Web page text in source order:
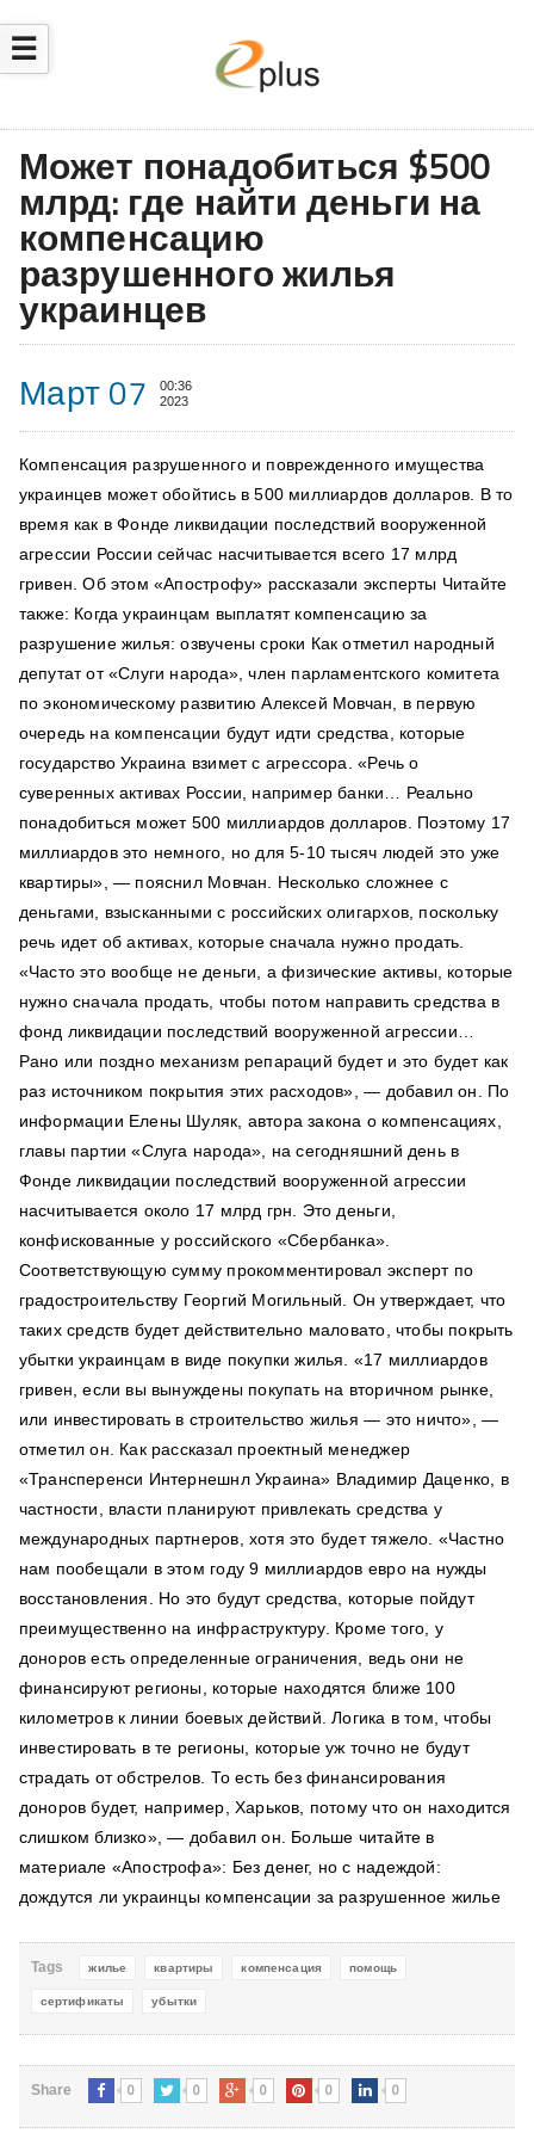
☰
Может понадобиться $500
млрд: где найти деньги на
компенсацию
разрушенного жилья
украинцев
Март 07
00:36
2023
Компенсация разрушенного и поврежденного имущества
украинцев может обойтись в 500 миллиардов долларов. В то
время как в Фонде ликвидации последствий вооруженной
агрессии России сейчас насчитывается всего 17 млрд
гривен. Об этом «Апострофу» рассказали эксперты Читайте
также: Когда украинцам выплатят компенсацию за
разрушение жилья: озвучены сроки Как отметил народный
депутат от «Слуги народа», член парламентского комитета
по экономическому развитию Алексей Мовчан, в первую
очередь на компенсации будут идти средства, которые
государство Украина взимет с агрессора. «Речь о
суверенных активах России, например банки… Реально
понадобиться может 500 миллиардов долларов. Поэтому 17
миллиардов это немного, но для 5-10 тысяч людей это уже
квартиры», — пояснил Мовчан. Несколько сложнее с
деньгами, взысканными с российских олигархов, поскольку
речь идет об активах, которые сначала нужно продать.
«Часто это вообще не деньги, а физические активы, которые
нужно сначала продать, чтобы потом направить средства в
фонд ликвидации последствий вооруженной агрессии…
Рано или поздно механизм репараций будет и это будет как
раз источником покрытия этих расходов», — добавил он. По
информации Елены Шуляк, автора закона о компенсациях,
главы партии «Слуга народа», на сегодняшний день в
Фонде ликвидации последствий вооруженной агрессии
насчитывается около 17 млрд грн. Это деньги,
конфискованные у российского «Сбербанка».
Соответствующую сумму прокомментировал эксперт по
градостроительству Георгий Могильный. Он утверждает, что
таких средств будет действительно маловато, чтобы покрыть
убытки украинцам в виде покупки жилья. «17 миллиардов
гривен, если вы вынуждены покупать на вторичном рынке,
или инвестировать в строительство жилья — это ничто», —
отметил он. Как рассказал проектный менеджер
«Трансперенси Интернешнл Украина» Владимир Даценко, в
частности, власти планируют привлекать средства у
международных партнеров, хотя это будет тяжело. «Частно
нам пообещали в этом году 9 миллиардов евро на нужды
восстановления. Но это будут средства, которые пойдут
преимущественно на инфраструктуру. Кроме того, у
доноров есть определенные ограничения, ведь они не
финансируют регионы, которые находятся ближе 100
километров к линии боевых действий. Логика в том, чтобы
инвестировать в те регионы, которые уж точно не будут
страдать от обстрелов. То есть без финансирования
доноров будет, например, Харьков, потому что он находится
слишком близко», — добавил он. Больше читайте в
материале «Апострофа»: Без денег, но с надеждой:
дождутся ли украинцы компенсации за разрушенное жилье
Tags жилье квартиры компенсация помощь
сертификаты убытки
Share 0 0 0 0 0